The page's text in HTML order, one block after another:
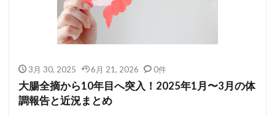
3月 30, 2025 6月 21, 2026 0件
大腸全摘から10年目へ突入！2025年1月〜3月の体
調報告と近況まとめ